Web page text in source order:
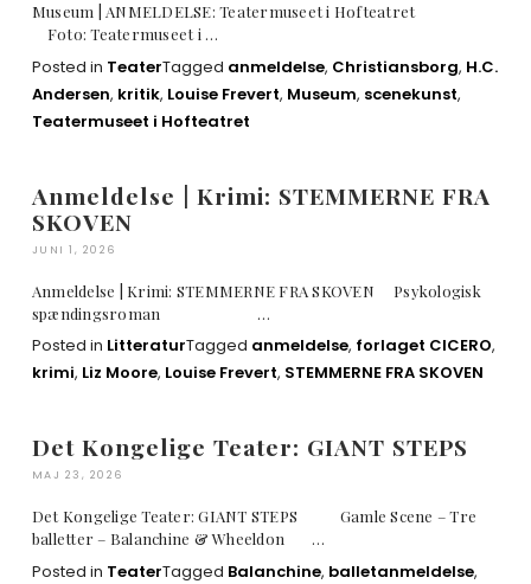
Museum | ANMELDELSE: Teatermuseet i Hofteatret
Foto: Teatermuseet i …
Posted in TeaterTagged anmeldelse, Christiansborg, H.C.
Andersen, kritik, Louise Frevert, Museum, scenekunst,
Teatermuseet i Hofteatret
Anmeldelse | Krimi: STEMMERNE FRA
SKOVEN
JUNI 1, 2026
Anmeldelse | Krimi: STEMMERNE FRA SKOVEN Psykologisk
spændingsroman …
Posted in LitteraturTagged anmeldelse, forlaget CICERO,
krimi, Liz Moore, Louise Frevert, STEMMERNE FRA SKOVEN
Det Kongelige Teater: GIANT STEPS
MAJ 23, 2026
Det Kongelige Teater: GIANT STEPS Gamle Scene – Tre
balletter – Balanchine & Wheeldon …
Posted in TeaterTagged Balanchine, balletanmeldelse,